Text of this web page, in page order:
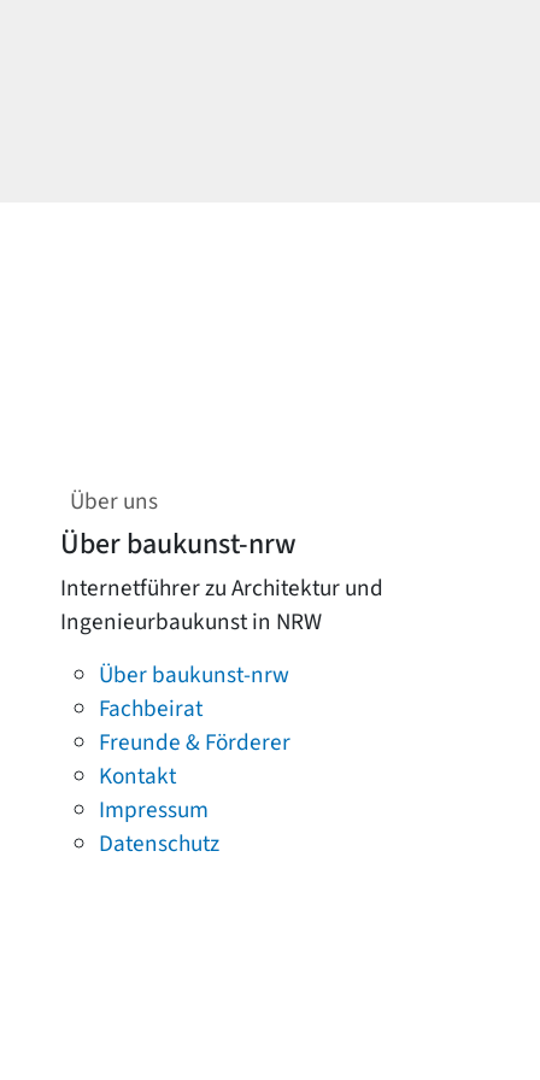
Über uns
Über baukunst-nrw
Internetführer zu Architektur und
Ingenieurbaukunst in NRW
Über baukunst-nrw
Fachbeirat
Freunde & Förderer
Kontakt
Impressum
Datenschutz